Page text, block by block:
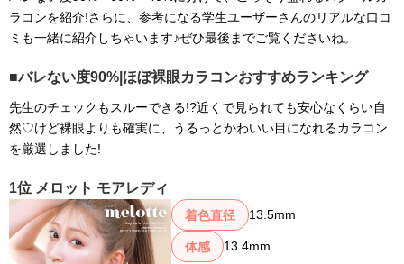
ラコンを紹介!さらに、参考になる学生ユーザーさんのリアルな口コ
ミも一緒に紹介しちゃいます♪ぜひ最後までご覧くださいね。
バレない度90%|ほぼ裸眼カラコンおすすめランキング
先生のチェックもスルーできる!?近くで見られても安心なくらい自
然♡けど裸眼よりも確実に、うるっとかわいい目になれるカラコン
を厳選しました!
1位 メロット モアレディ
着色直径 13.5mm
体感
13.4mm